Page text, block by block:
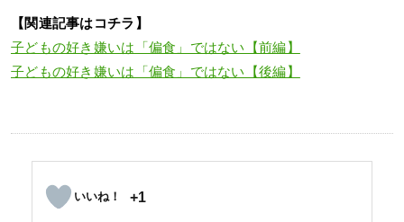
【関連記事はコチラ】
子どもの好き嫌いは「偏食」ではない【前編】
子どもの好き嫌いは「偏食」ではない【後編】
+1